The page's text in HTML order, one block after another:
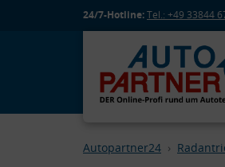
24/7-Hotline:Tel.: +49 33844
Autopartner24